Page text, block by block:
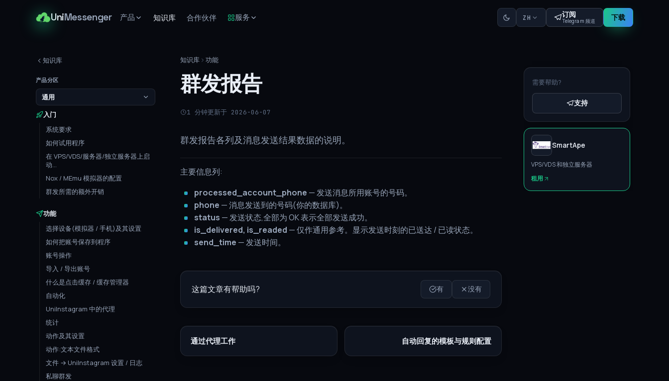
UniMessenger 产品 知识库 合作伙伴 服务 ZH 订阅
Telegram 频道 下载
知识库
产品分区
通用
入门
系统要求
如何试用程序
在 VPS/VDS/服务器/独立服务器上启
动...
Nox / MEmu 模拟器的配置
群发所需的额外开销
功能
选择设备(模拟器 / 手机)及其设置
如何把账号保存到程序
账号操作
导入 / 导出账号
什么是点击缓存 / 缓存管理器
自动化
UniInstagram 中的代理
统计
动作及其设置
动作:文本文件格式
文件 → UniInstagram 设置 / 日志
私聊群发
知识库 功能
群发报告
1 分钟更新于 2026-06-07
群发报告各列及消息发送结果数据的说明。
主要信息列:
processed_account_phone — 发送消息所用账号的号码。
phone — 消息发送到的号码(你的数据库)。
status — 发送状态,全部为 OK 表示全部发送成功。
is_delivered, is_readed — 仅作通用参考。显示发送时刻的已送达 / 已读状态。
send_time — 发送时间。
这篇文章有帮助吗? 有 没有
通过代理工作 自动回复的模板与规则配置
需要帮助?
支持
SmartApe
VPS/VDS 和独立服务器
租用